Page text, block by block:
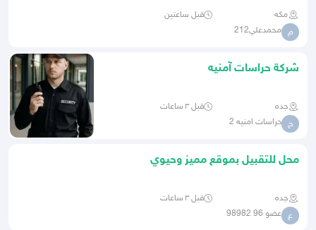
مكه قبل ساعتين
م محمدعلي212
شركة حراسات آمنيه
جده قبل ٣ ساعات
ح حراسات امنيه 2
محل للتقبيل بموقع مميز وحيوي
جده قبل ٣ ساعات
ع عضو 96 98982